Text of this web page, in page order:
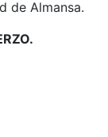
de Almansa.